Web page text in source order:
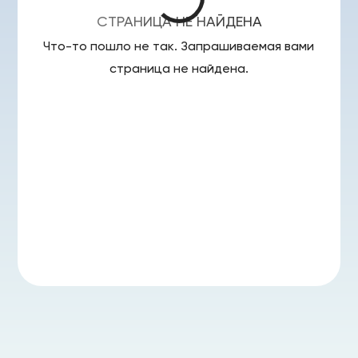
СТРАНИЦА НЕ НАЙДЕНА
Что-то пошло не так. Запрашиваемая вами
страница не найдена.